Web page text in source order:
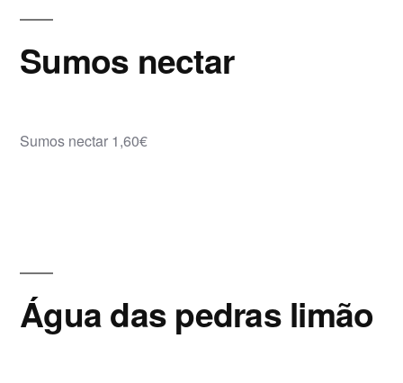
Sumos nectar
Sumos nectar 1,60€
Água das pedras limão